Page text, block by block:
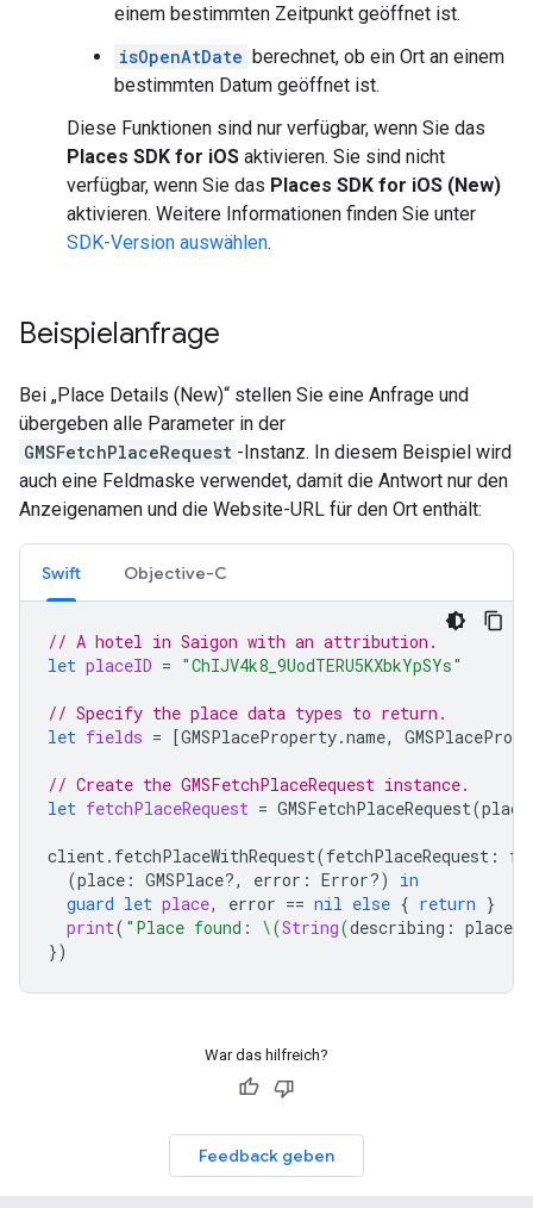
einem bestimmten Zeitpunkt geöffnet ist.
isOpenAtDate berechnet, ob ein Ort an einem
bestimmten Datum geöffnet ist.
Diese Funktionen sind nur verfügbar, wenn Sie das
Places SDK for iOS aktivieren. Sie sind nicht
verfügbar, wenn Sie das Places SDK for iOS (New)
aktivieren. Weitere Informationen finden Sie unter
SDK-Version auswählen.
Beispielanfrage
Bei „Place Details (New)“ stellen Sie eine Anfrage und
übergeben alle Parameter in der
GMSFetchPlaceRequest -Instanz. In diesem Beispiel wird
auch eine Feldmaske verwendet, damit die Antwort nur den
Anzeigenamen und die Website-URL für den Ort enthält:
Swift Objective-C
// A hotel in Saigon with an attribution.
let placeID = "ChIJV4k8_9UodTERU5KXbkYpSYs"
// Specify the place data types to return.
let fields = [GMSPlaceProperty.name,
// Create the GMSFetchPlaceRequest instance.
let fetchPlaceRequest = GMSFetchPlaceRequest(
client. fetchPlaceWithRequest(fetchPlaceRequest :
(place : GMSPlace?, error : Error?)
in
guard let place, error == nil else { return }
print( "Place found: \(String(describing : place
})
War das hilfreich?
Feedback geben